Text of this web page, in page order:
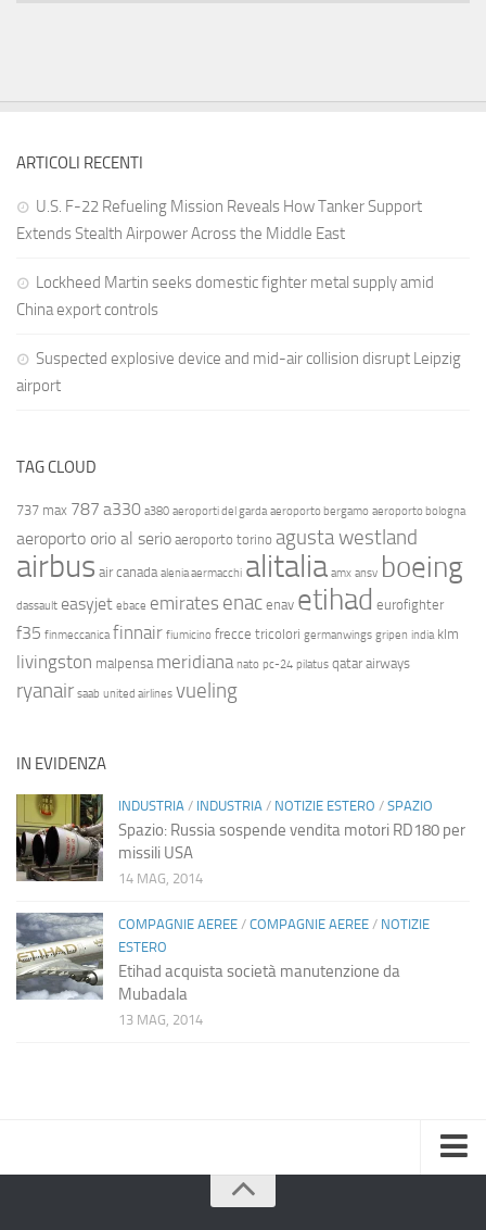
ARTICOLI RECENTI
U.S. F-22 Refueling Mission Reveals How Tanker Support
Extends Stealth Airpower Across the Middle East
Lockheed Martin seeks domestic fighter metal supply amid
China export controls
Suspected explosive device and mid-air collision disrupt Leipzig
airport
TAG CLOUD
737 max 787 a330 a380 aeroporti del garda aeroporto bergamo aeroporto bologna
aeroporto orio al serio aeroporto torino agusta westland
airbus air canada alenia aermacchi alitalia amx ansv boeing
dassault easyjet ebace emirates enac enav etihad eurofighter
f35 finmeccanica finnair fiumicino frecce tricolori germanwings gripen india klm
livingston malpensa meridiana nato pc-24 pilatus qatar airways
ryanair saab united airlines vueling
IN EVIDENZA
INDUSTRIA / INDUSTRIA / NOTIZIE ESTERO / SPAZIO
Spazio: Russia sospende vendita motori RD180 per
missili USA
14 MAG, 2014
COMPAGNIE AEREE / COMPAGNIE AEREE / NOTIZIE
ESTERO
Etihad acquista società manutenzione da
Mubadala
13 MAG, 2014